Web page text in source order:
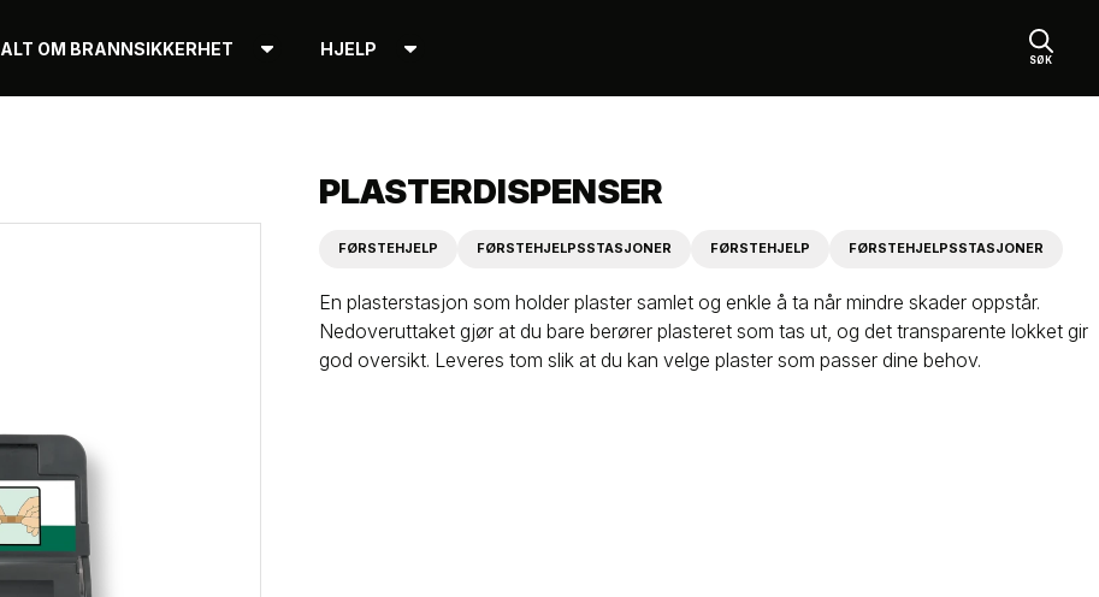
ALT OM BRANNSIKKERHET HJELP
SØK
PLASTERDISPENSER
FØRSTEHJELP FØRSTEHJELPSSTASJONER FØRSTEHJELP FØRSTEHJELPSSTASJONER
En plasterstasjon som holder plaster samlet og enkle å ta når mindre skader oppstår.
Nedoveruttaket gjør at du bare berører plasteret som tas ut, og det transparente lokket gir
god oversikt. Leveres tom slik at du kan velge plaster som passer dine behov.